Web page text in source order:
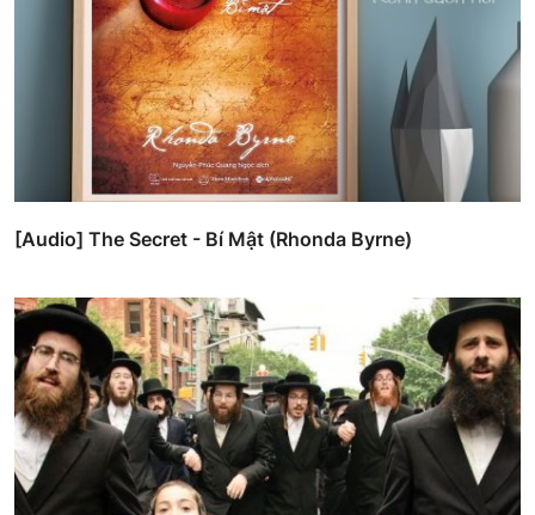
[Audio] The Secret - Bí Mật (Rhonda Byrne)